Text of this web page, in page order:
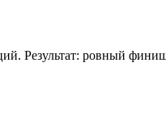
Результат: ровный